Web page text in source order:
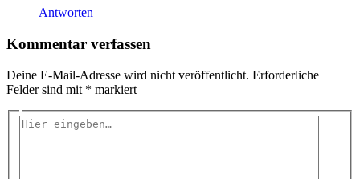
Antworten
Kommentar verfassen
Deine E-Mail-Adresse wird nicht veröffentlicht. Erforderliche
Felder sind mit * markiert
Hier